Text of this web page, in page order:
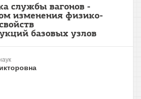
службы вагонов -
изменения физико-
базовых узлов